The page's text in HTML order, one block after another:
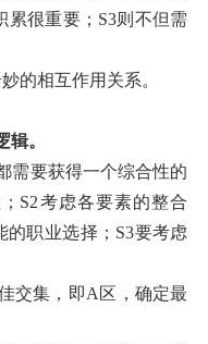
累很重要；S3则不但需
的相互作用关系。
。
需要获得一个综合性的
S2考虑各要素的整合
的职业选择；S3要考虑
交集，即A区，确定最